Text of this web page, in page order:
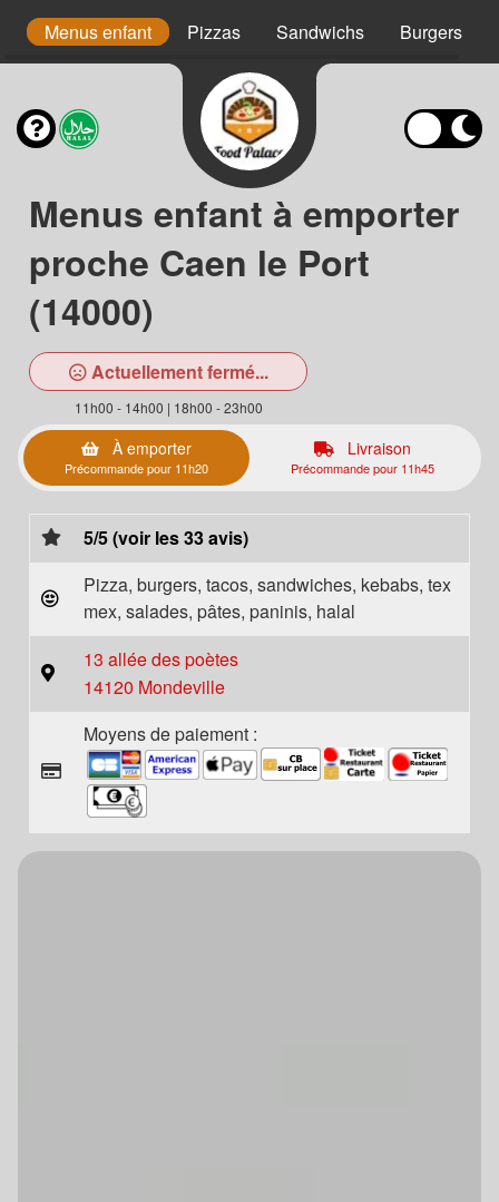
Menus enfant Pizzas Sandwichs Burgers
Menus enfant à emporter
proche Caen le Port
(14000)
Actuellement fermé...
11h00 - 14h00 | 18h00 - 23h00
À emporter
Précommande pour 11h20
Livraison
Précommande pour 11h45
5/5 (voir les 33 avis)
Pizza, burgers, tacos, sandwiches, kebabs, tex
mex, salades, pâtes, paninis, halal
13 allée des poètes
14120 Mondeville
Moyens de paiement :